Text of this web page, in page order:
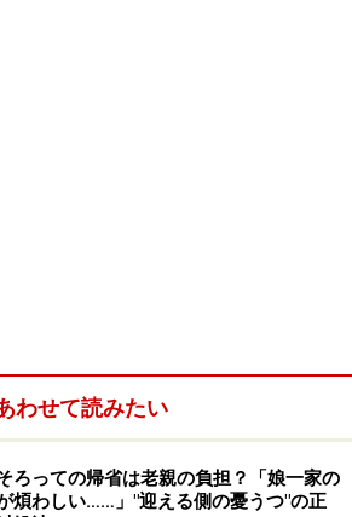
わせて読みたい
ろっての帰省は老親の負担？「娘一家の
煩わしい……」"迎える側の憂うつ"の正